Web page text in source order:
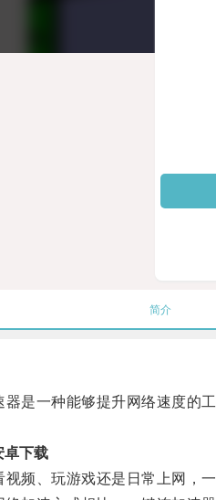
简介
一种能够提升网络速度的工
卓下载
、玩游戏还是日常上网，一